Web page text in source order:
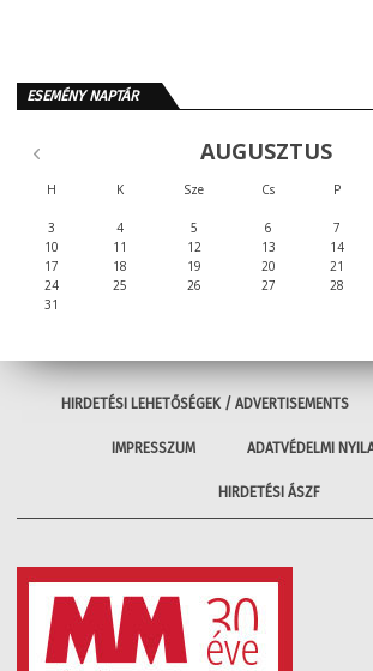
ESEMÉNY NAPTÁR
AUGUSZTUS
H K Sze Cs P
3
4 5 6 7
10
11 12 13 14
17
18 19 20 21
24
25 26 27 28
31
HIRDETÉSI LEHETŐSÉGEK / ADVERTISEMENTS
IMPRESSZUM ADATVÉDELMI
HIRDETÉSI ÁSZF